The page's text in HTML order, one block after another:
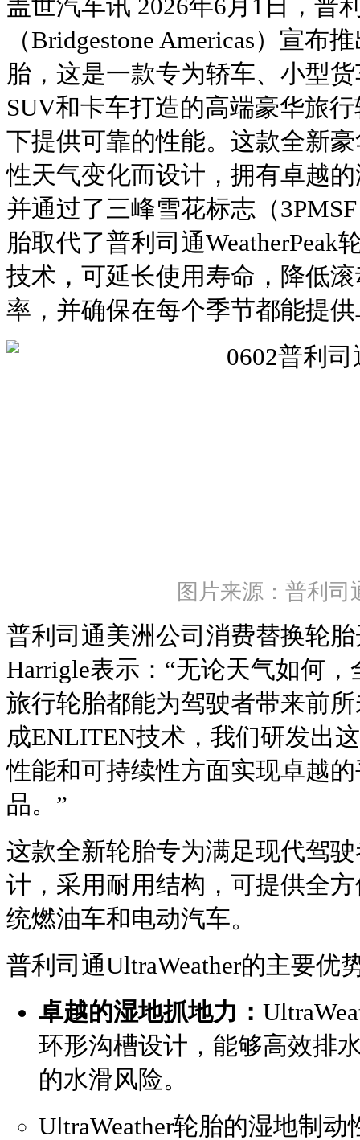
盖世汽车讯 2026年6月1日，普
（Bridgestone Americas）宣布
胎，这是一款专为轿车、小型
SUV和卡车打造的高端豪华旅
下提供可靠的性能。这款全新
性天气变化而设计，拥有卓越
并通过了三峰雪花标志（
胎取代了普利司通
技术，可延长使用寿命，降低
率，并确保在每个季节都能提
图片来源：普利司
普利司通美洲公司消费替换轮
Harrigle表示：“无论天气如何，
旅行轮胎都能为驾驶者带来前
成ENLITEN技术，我们研发出
性能和可持续性方面实现卓越
品。”
这款全新轮胎专为满足现代驾
计，采用耐用结构，可提供全
统燃油车和电动汽车。
普利司通UltraWeather的主要优
卓越的湿地抓地力：
环形沟槽设计，能够高效排
的水滑风险。
UltraWeather轮胎的湿地制